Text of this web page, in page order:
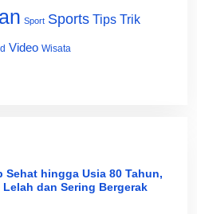
Sport Sports Tips Trik
Video Wisata
Sehat hingga Usia 80 Tahun,
dan Sering Bergerak